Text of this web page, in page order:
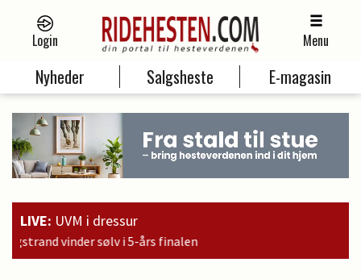
Login Menu
Nyheder Salgsheste E-magasin
LIVE: UVM i dressur